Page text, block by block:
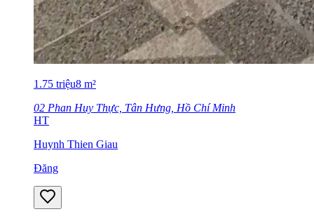
1.75 triệu8 m²
02 Phan Huy Thực, Tân Hưng, Hồ Chí Minh
HT
Huynh Thien Giau
Đăng